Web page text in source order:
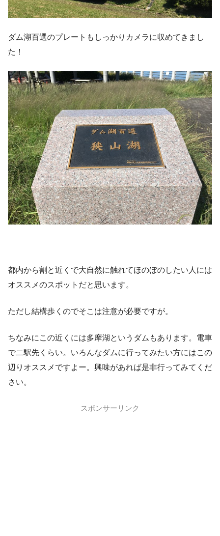
ダム湖百選のプレートもしっかりカメラに収めてきまし
た！
都内から割と近くで大自然に触れてほのぼのしたい人には
オススメのスポットだと思います。
ただし結構歩くのでそこは注意が必要ですが。
ちなみにこの近くには多摩湖というダムもあります。電車
で二駅先くらい。いろんなダムに行ってみたい方にはこの
辺りオススメですよー。興味があれば是非行ってみてくだ
さい。
スポンサーリンク